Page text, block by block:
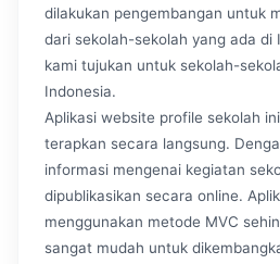
dilakukan pengembangan untuk
dari sekolah-sekolah yang ada di
kami tujukan untuk sekolah-
Indonesia.
Aplikasi website profile sekolah
terapkan secara langsung.
informasi mengenai kegiatan
dipublikasikan secara online.
menggunakan metode MVC
sangat mudah untuk